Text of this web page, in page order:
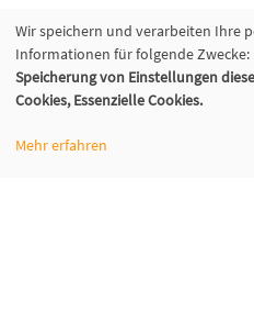
Wir speichern und verarbeiten Ihre
Informationen für folgende Zwecke:
Speicherung von Einstellungen
Cookies, Essenzielle Cookies.
Mehr erfahren